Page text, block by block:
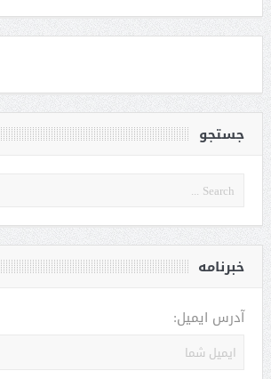
جستجو
خبرنامه
آدرس ایمیل: